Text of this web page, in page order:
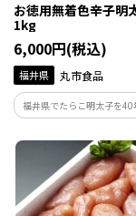
お徳用無着色辛子明
1kg
6,000円(税込)
福井県 丸市食品
福井県でたらこ明太子を
ている丸市食品が作る辛子
造の過程で形が崩れてしま
切れてしまったものだけを
商品です。味はギフト品と
価格で。